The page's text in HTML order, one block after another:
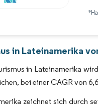
erfordert Namensnennung gemäß
in Lateinamerika
in Lateinamerika
bei einer CAGR von
zeichnet sich durch